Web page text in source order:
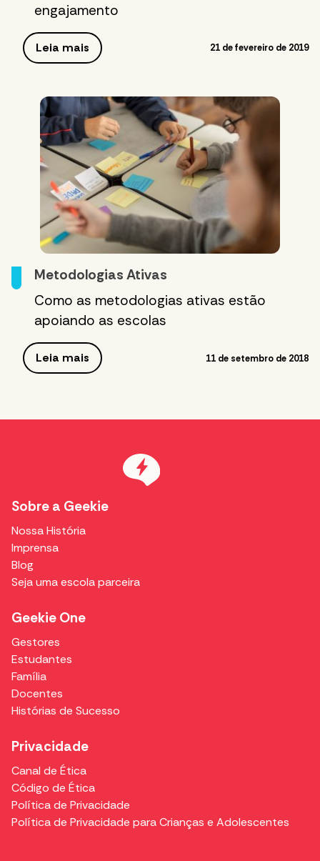
engajamento
Leia mais 21 de fevereiro de 2019
Metodologias Ativas
Como as metodologias ativas estão
apoiando as escolas
Leia mais 11 de setembro de 2018
Sobre a Geekie
Nossa História
Imprensa
Blog
Seja uma escola parceira
Geekie One
Gestores
Estudantes
Família
Docentes
Histórias de Sucesso
Privacidade
Canal de Ética
Código de Ética
Política de Privacidade
Política de Privacidade para Crianças e Adolescentes